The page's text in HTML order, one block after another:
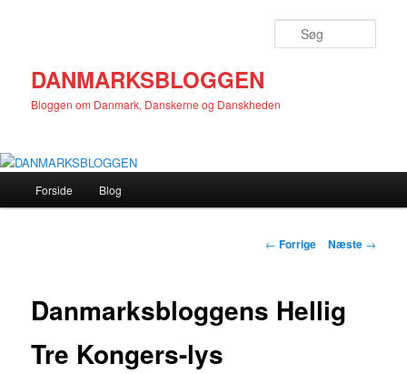
DANMARKSBLOGGEN
Bloggen om Danmark, Danskerne og Danskheden
Forside Blog
Indlægsnavigation
← Forrige Næste →
Danmarksbloggens Hellig
Tre Kongers-lys